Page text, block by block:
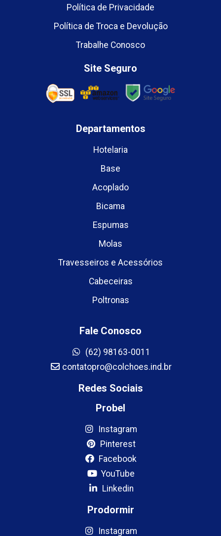
Política de Privacidade
Política de Troca e Devolução
Trabalhe Conosco
Site Seguro
Departamentos
Hotelaria
Base
Acoplado
Bicama
Espumas
Molas
Travesseiros e Acessórios
Cabeceiras
Poltronas
Fale Conosco
(62) 98163-0011
contatopro@colchoes.ind.br
Redes Sociais
Probel
Instagram
Pinterest
Facebook
YouTube
Linkedin
Prodormir
Instagram